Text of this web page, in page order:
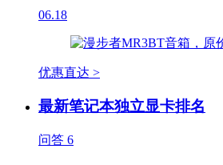
06.18
优惠直达 >
最新笔记本独立显卡排名
问答 6